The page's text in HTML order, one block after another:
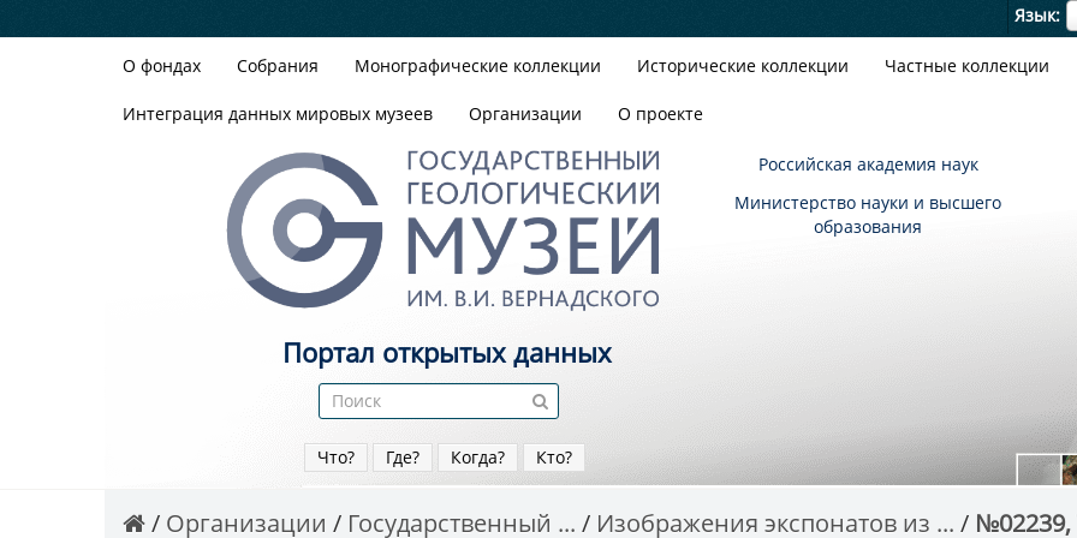
Язык
О фондах Собрания Монографические коллекции Исторические коллекции Частные коллекции
Интеграция данных мировых музеев Организации О проекте
Российская академия наук
Министерство науки и высшего
образования
Портал открытых данных
Что? Где? Когда? Кто?
Организации Государственный ... Изображения экспонатов из ... №02239,